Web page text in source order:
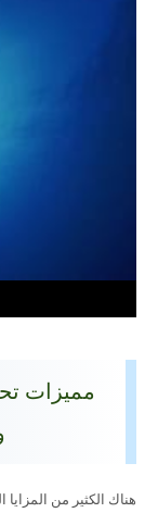
مميزات
هناك الكثير من المزايا